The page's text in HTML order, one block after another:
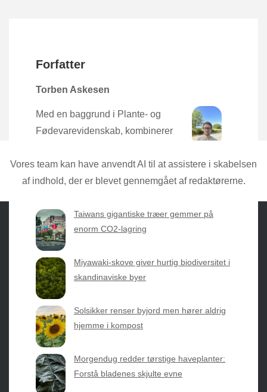
Forfatter
Torben Askesen
Med en baggrund i Plante- og
Fødevarevidenskab, kombinerer
praktisk erfaring direkte fra mulden.
Taiwans gigantiske træer gemmer på
enorm CO2-lagring
Miyawaki-skove giver hurtig biodiversitet i
skandinaviske byer
Solsikker renser byjord men hører aldrig
hjemme i kompost
Morgendug redder tørstige haveplanter:
Forstå bladenes skjulte evne
Vores team kan have anvendt AI til at assistere i skabelsen
af indhold, der er blevet gennemgået af redaktørerne.
Sæsonvis
- Din foretrukne kilde til alt inden for
havearbejde og botanik. Få jordnære råd, spændende
nyheder fra botanikkens verden og nemme genveje til
sæsonens grønne glæder.
2026 © Web Atelier ApS